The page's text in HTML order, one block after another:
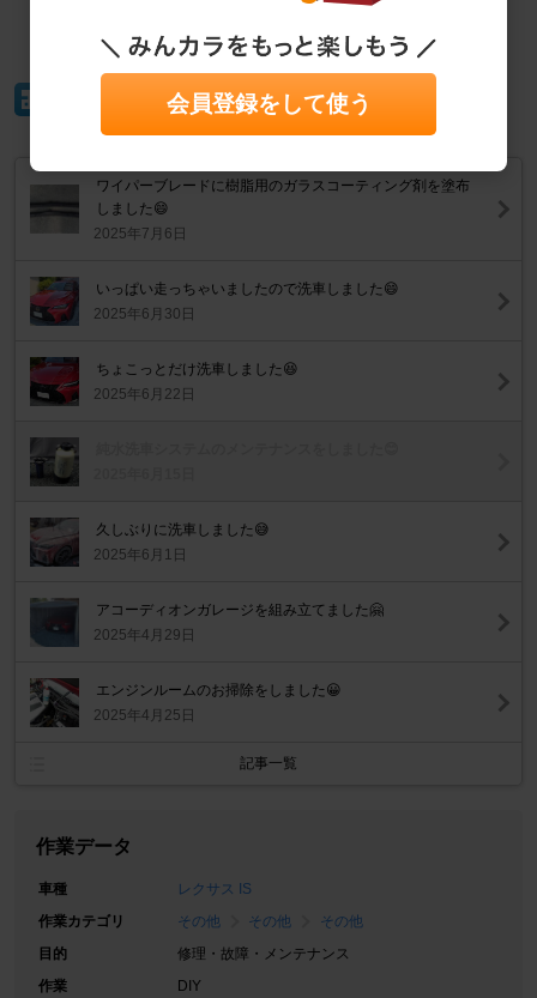
ワイパーブレードに樹脂用のガラスコーティング剤を塗布
しました😄
2025年7月6日
いっぱい走っちゃいましたので洗車しました😄
2025年6月30日
ちょこっとだけ洗車しました😆
2025年6月22日
久しぶりに洗車しました😅
2025年6月1日
アコーディオンガレージを組み立てました🤗
2025年4月29日
エンジンルームのお掃除をしました😀
2025年4月25日
記事一覧
作業データ
車種
レクサス IS
作業カテゴリ
その他 その他
その他
目的
修理・故障・メンテナンス
作業
DIY
会員登録をして使う